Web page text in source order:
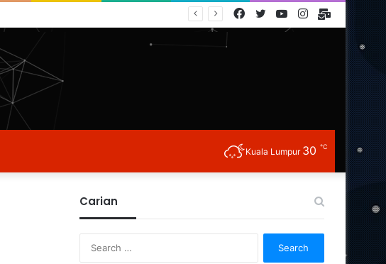
E-
Mail
Instagram
YouTube
Twitter
Facebook
Kuala Lumpur 30 ℃
Carian